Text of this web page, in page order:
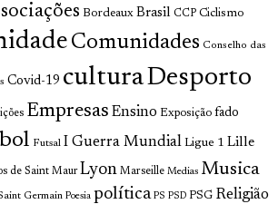
Bordeaux Brasil CCP Ciclismo
Comunidades Conselho das
Covid-19 culturaDesporto
Empresas Ensino Exposição fado
Futsal I Guerra Mundial Ligue 1 Lille
de Saint Maur Lyon Marseille Medias Musica
Germain Poesia política PS PSD PSG Religião